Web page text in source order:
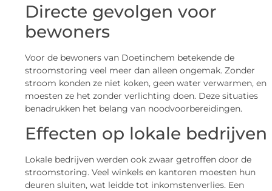
Directe gevolgen voor
bewoners
Voor de bewoners van Doetinchem betekende de
stroomstoring veel meer dan alleen ongemak. Zonder
stroom konden ze niet koken, geen water verwarmen, en
moesten ze het zonder verlichting doen. Deze situaties
benadrukken het belang van noodvoorbereidingen.
Effecten op lokale bedrijven
Lokale bedrijven werden ook zwaar getroffen door de
stroomstoring. Veel winkels en kantoren moesten hun
deuren sluiten, wat leidde tot inkomstenverlies. Een